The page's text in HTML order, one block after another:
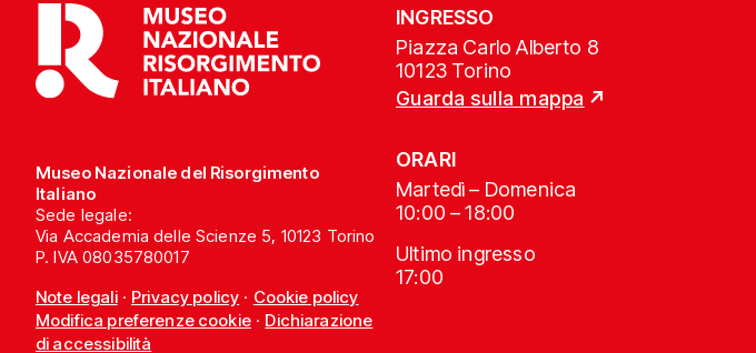
Museo Nazionale del Risorgimento
Italiano
Sede legale:
Via Accademia delle Scienze 5, 10123 Torino
P. IVA 08035780017
Note legali· Privacy policy · Cookie policy
Modifica preferenze cookie· Dichiarazione
di accessibilità
INGRESSO
Piazza Carlo Alberto 8
10123 Torino
Guarda sulla mappa
ORARI
Martedì – Domenica
10:00 – 18:00
Ultimo ingresso
17:00